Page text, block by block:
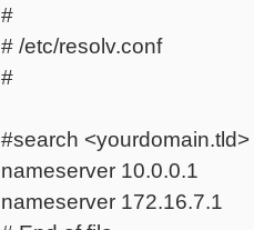
#
# /etc/resolv.conf
#
#search <yourdomain.tld>
nameserver 10.0.0.1
nameserver 172.16.7.1